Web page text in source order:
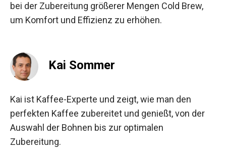
bei der Zubereitung größerer Mengen Cold Brew,
um Komfort und Effizienz zu erhöhen.
Kai Sommer
Kai ist Kaffee-Experte und zeigt, wie man den
perfekten Kaffee zubereitet und genießt, von der
Auswahl der Bohnen bis zur optimalen
Zubereitung.